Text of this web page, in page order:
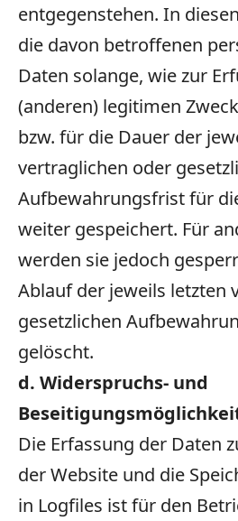
entgegenstehen. In
die davon betroffenen
Daten solange, wie zur
(anderen) legitimen
bzw. für die Dauer der
vertraglichen oder
Aufbewahrungsfrist für
weiter gespeichert. Für
werden sie jedoch
Ablauf der jeweils letzten
gesetzlichen
gelöscht.
d. Widerspruchs- und
Die Erfassung der Daten
der Website und die
in Logfiles ist für den